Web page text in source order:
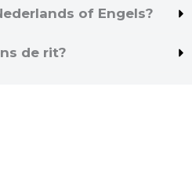
of Engels?
de rit?